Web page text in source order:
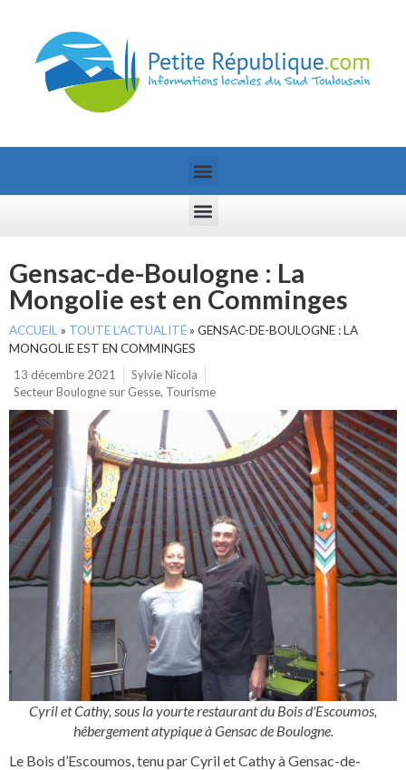
Gensac-de-Boulogne : La
Mongolie est en Comminges
ACCUEIL » TOUTE L’ACTUALITÉ» GENSAC-DE-BOULOGNE : LA
MONGOLIE EST EN COMMINGES
13 décembre 2021
Sylvie Nicola
Secteur Boulogne sur Gesse, Tourisme
Cyril et Cathy, sous la yourte restaurant du Bois d'Escoumos,
hébergement atypique à Gensac de Boulogne.
Le Bois d’Escoumos, tenu par Cyril et Cathy à Gensac-de-